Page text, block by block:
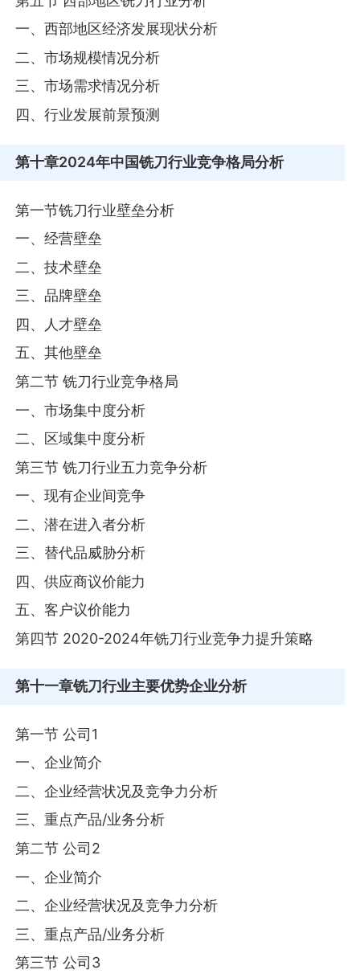
一、西部地区经济发展现状分析
二、市场规模情况分析
三、市场需求情况分析
四、行业发展前景预测
第十章2024年中国铣刀行业竞争格局分析
第一节铣刀行业壁垒分析
一、经营壁垒
二、技术壁垒
三、品牌壁垒
四、人才壁垒
五、其他壁垒
第二节 铣刀行业竞争格局
一、市场集中度分析
二、区域集中度分析
第三节 铣刀行业五力竞争分析
一、现有企业间竞争
二、潜在进入者分析
三、替代品威胁分析
四、供应商议价能力
五、客户议价能力
第四节 2020-2024年铣刀行业竞争力提升策略
第十一章铣刀行业主要优势企业分析
第一节 公司1
一、企业简介
二、企业经营状况及竞争力分析
三、重点产品/业务分析
第二节 公司2
一、企业简介
二、企业经营状况及竞争力分析
三、重点产品/业务分析
第三节 公司3